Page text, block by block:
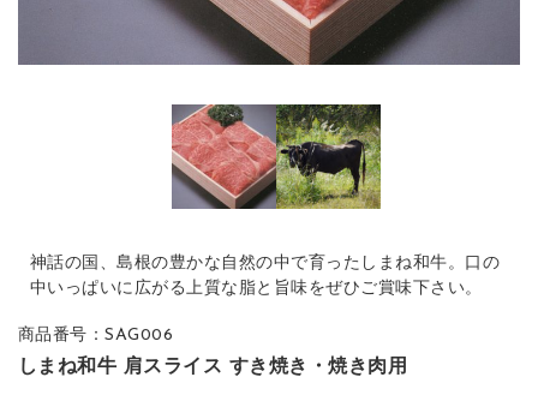
神話の国、島根の豊かな自然の中で育ったしまね和牛。口の
中いっぱいに広がる上質な脂と旨味をぜひご賞味下さい。
商品番号：SAG006
しまね和牛 肩スライス すき焼き・焼き肉用